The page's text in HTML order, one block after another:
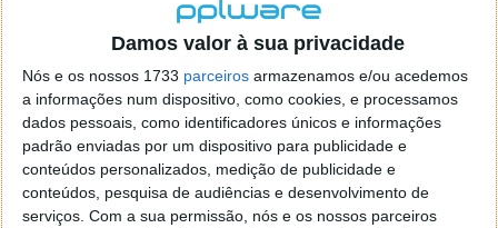
Damos valor à sua privacidade
Nós e os nossos 1733 parceiros armazenamos e/ou acedemos
a informações num dispositivo, como cookies, e processamos
dados pessoais, como identificadores únicos e informações
padrão enviadas por um dispositivo para publicidade e
conteúdos personalizados, medição de publicidade e
conteúdos, pesquisa de audiências e desenvolvimento de
serviços. Com a sua permissão, nós e os nossos parceiros
vir. Mostradores infinitos com as aplicações
disponibilizadas em harmonia com os widgets, um
pouco à imagem do iOS.
here's another example, but instead of a mix
it's all widgets and live activities - effectively
transforming the home screen into glances
https://t.co/okJnLVhFTI
pic.twitter.com/9rnWABjwaa